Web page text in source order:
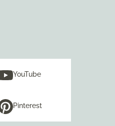
YouTube
Pinterest